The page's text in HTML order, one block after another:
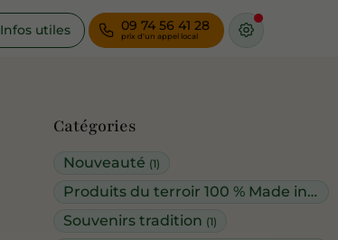
Infos utiles 09 74 56 41 28
Catégories
Nouveauté (1)
Produits du terroir 100 % Made in Réunion
Souvenirs tradition (1)